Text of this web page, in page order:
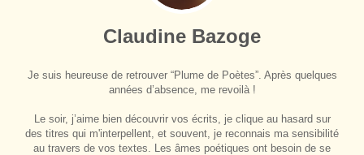
Claudine Bazoge
Je suis heureuse de retrouver “Plume de Poètes”. Après quelques
années d’absence, me revoilà !
Le soir, j’aime bien découvrir vos écrits, je clique au hasard sur
des titres qui m'interpellent, et souvent, je reconnais ma sensibilité
au travers de vos textes. Les âmes poétiques ont besoin de se